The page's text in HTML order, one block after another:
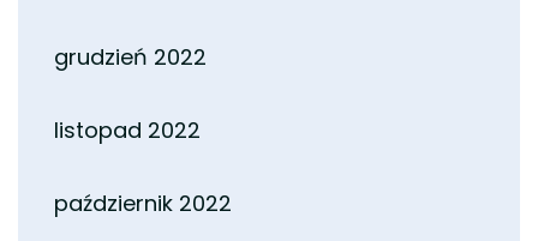
grudzień 2022
listopad 2022
październik 2022